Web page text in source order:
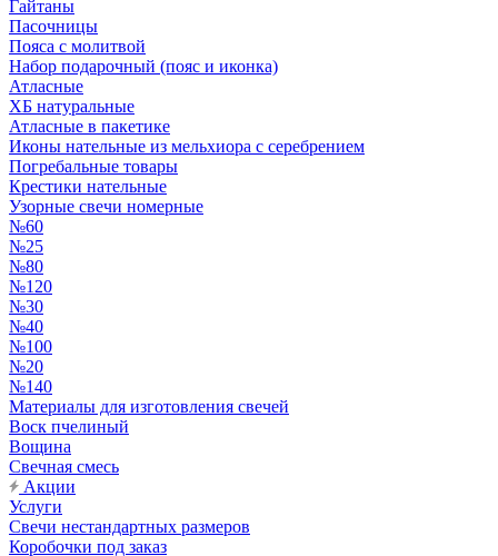
Гайтаны
Пасочницы
Пояса с молитвой
Набор подарочный (пояс и иконка)
Атласные
ХБ натуральные
Атласные в пакетике
Иконы нательные из мельхиора с серебрением
Погребальные товары
Крестики нательные
Узорные свечи номерные
№60
№25
№80
№120
№30
№40
№100
№20
№140
Материалы для изготовления свечей
Воск пчелиный
Вощина
Свечная смесь
Акции
Услуги
Свечи нестандартных размеров
Коробочки под заказ